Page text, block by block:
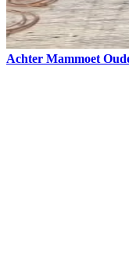
Achter Mammoet